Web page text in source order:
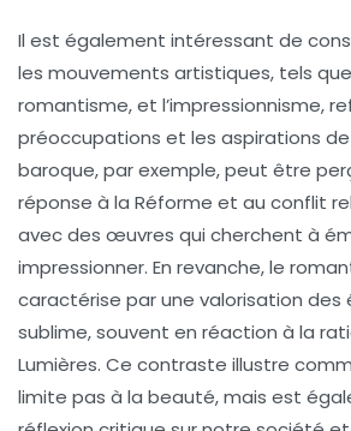
Il est également intéressant de
les mouvements artistiques, tels
romantisme, et l’impressionnisme,
préoccupations et les aspirations de
baroque, par exemple, peut être
réponse à la Réforme et au conflit
avec des œuvres qui cherchent à
impressionner. En revanche, le
caractérise par une valorisation des
sublime, souvent en réaction à la
Lumières. Ce contraste illustre
limite pas à la beauté, mais est